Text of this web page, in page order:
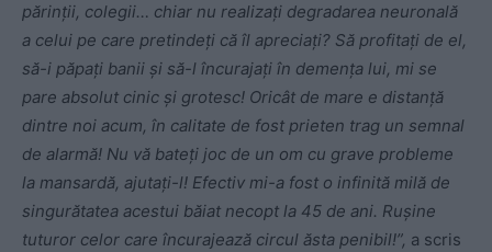
părinții, colegii… chiar nu realizați degradarea neuronală
a celui pe care pretindeți că îl apreciați? Să profitați de el,
să-i păpați banii și să-l încurajați în demenţa lui, mi se
pare absolut cinic și grotesc! Oricât de mare e distanță
dintre noi acum, în calitate de fost prieten trag un semnal
de alarmă! Nu vă bateți joc de un om cu grave probleme
la mansardă, ajutați-l! Efectiv mi-a fost o infinită milă de
singurătatea acestui băiat necopt la 45 de ani. Ruşine
tuturor celor care încurajează circul ăsta penibil!”, a scris